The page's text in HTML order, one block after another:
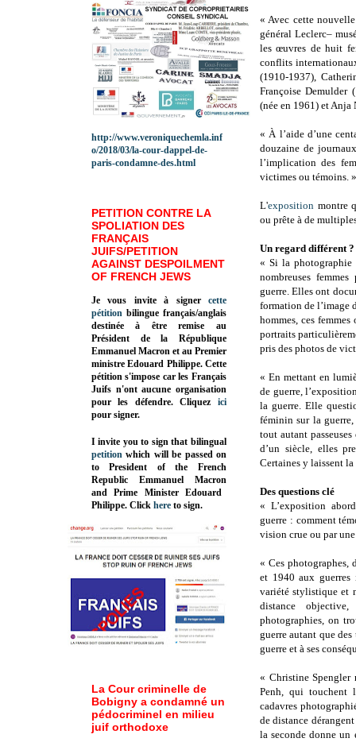
« Avec cette
général Leclerc–
les œuvres de huit
conflits
(1910-1937),
Françoise Demulder
(née en 1961) et
« À l’aide d’une
douzaine de
l’implication des
victimes ou témoins. »
L'exposition montre
ou prête à de
Un regard différent ?
« Si la photographie
nombreuses
guerre. Elles ont
formation de l’image
hommes, ces
portraits
pris des photos de
« En mettant en
de guerre,
la guerre. Elle
féminin sur la
tout autant
d’un siècle, elles
Certaines y laissent
Des questions clé
« L’exposition
guerre : comment
vision crue ou par
« Ces photographes,
et 1940 aux guerres
variété stylistique et
distance
photographies, on
guerre autant que des
guerre et à ses
« Christine Spengler
Penh, qui touchent
cadavres
de distance
la seconde donne un
http://www.veroniquechemla.inf
o/2018/03/la-cour-dappel-de-
paris-condamne-des.html
PETITION CONTRE LA
SPOLIATION DES
FRANÇAIS
JUIFS/PETITION
AGAINST DESPOILMENT
OF FRENCH JEWS
Je vous invite à signer cette
pétition bilingue français/anglais
destinée à être remise au
Président de la République
Emmanuel Macron et au Premier
ministre Edouard Philippe. Cette
pétition s'impose car les Français
Juifs n'ont aucune organisation
pour les défendre. Cliquez
ici
pour signer.
I invite you to sign that bilingual
petition which will be passed on
to President of the French
Republic Emmanuel Macron
and Prime MinisterEdouard
Philippe. Click here to sign.
La Cour criminelle de
Bobigny a condamné un
pédocriminel en milieu
juif orthodoxe